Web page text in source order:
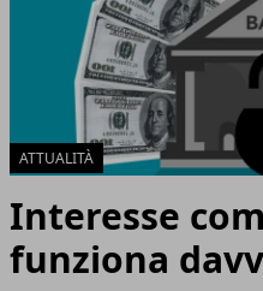
ATTUALITÀ
Interesse
funziona